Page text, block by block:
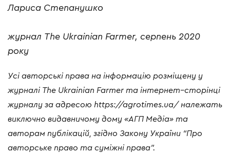
Лариса Степанушко
журнал The Ukrainian Farmer, серпень 2020
року
Усі авторські права на інформацію розміщену у
журналі The Ukrainian Farmer та інтернет–сторінці
журналу за адресою https://agrotimes.ua/ належать
виключно видавничому дому «АГП Медіа» та
авторам публікацій, згідно Закону України “Про
авторське право та суміжні права”.